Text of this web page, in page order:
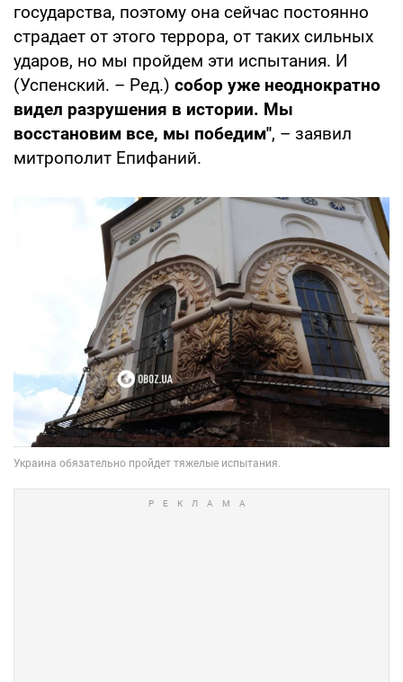
государства, поэтому она сейчас постоянно
страдает от этого террора, от таких сильных
ударов, но мы пройдем эти испытания. И
(Успенский. – Ред.) собор уже неоднократно
видел разрушения в истории. Мы
восстановим все, мы победим", – заявил
митрополит Епифаний.